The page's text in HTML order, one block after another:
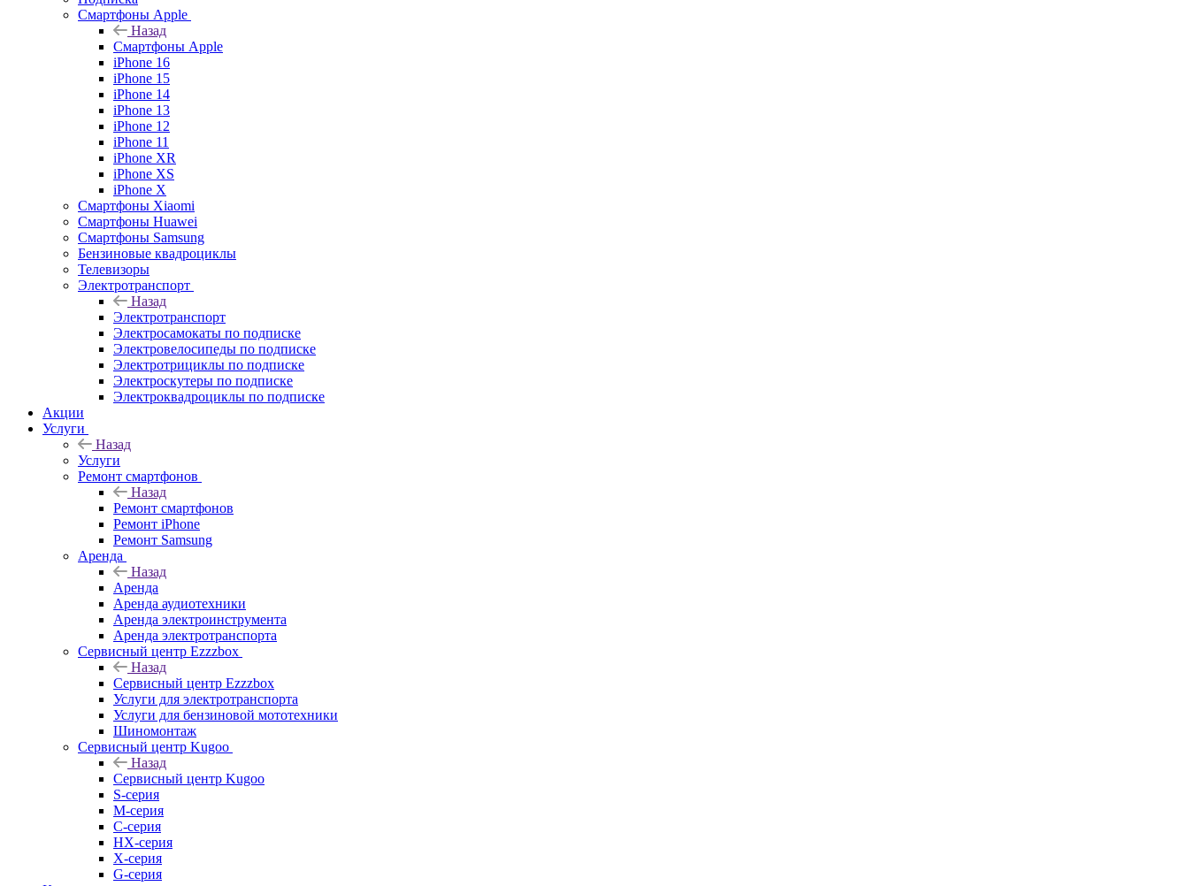
Смартфоны Apple
Назад
Смартфоны Apple
iPhone 16
iPhone 15
iPhone 14
iPhone 13
iPhone 12
iPhone 11
iPhone XR
iPhone XS
iPhone X
Смартфоны Xiaomi
Смартфоны Huawei
Смартфоны Samsung
Бензиновые квадроциклы
Телевизоры
Электротранспорт
Назад
Электротранспорт
Электросамокаты по подписке
Электровелосипеды по подписке
Электротрициклы по подписке
Электроскутеры по подписке
Электроквадроциклы по подписке
Акции
Услуги
Назад
Услуги
Ремонт смартфонов
Назад
Ремонт смартфонов
Ремонт iPhone
Ремонт Samsung
Аренда
Назад
Аренда
Аренда аудиотехники
Аренда электроинструмента
Аренда электротранспорта
Сервисный центр Ezzzbox
Назад
Сервисный центр Ezzzbox
Услуги для электротранспорта
Услуги для бензиновой мототехники
Шиномонтаж
Сервисный центр Kugoo
Назад
Сервисный центр Kugoo
S-cерия
M-серия
С-серия
HX-серия
X-серия
G-серия